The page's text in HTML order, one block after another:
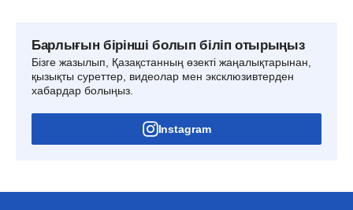
Барлығын бірінші болып біліп отырыңыз
Бізге жазылып, Қазақстанның өзекті жаңалықтарынан,
қызықты суреттер, видеолар мен эксклюзивтерден
хабардар болыңыз.
Instagram